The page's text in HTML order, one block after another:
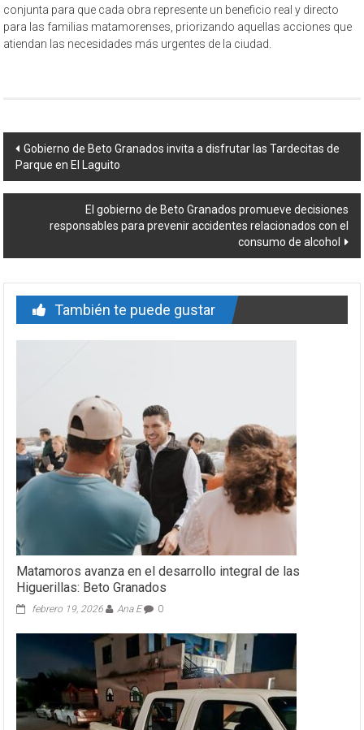
conjunta para que cada obra represente un beneficio real y directo
para las familias matamorenses, priorizando aquellas acciones que
atiendan las necesidades más urgentes de la ciudad.
Navegación
de
Gobierno de Beto Granados invita a disfrutar las Tardecitas de
Parque en El Laguito
El gobierno de Beto Granados promueve decisiones
responsables para prevenir accidentes relacionados con el
consumo de alcohol
También te puede gustar
Matamoros avanza en el desarrollo integral de las
Higuerillas: Beto Granados
febrero 19, 2026 Ana E 0